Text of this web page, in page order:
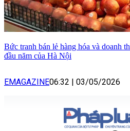
Bức tranh bán lẻ hàng hóa và doanh
đầu năm của Hà Nội
EMAGAZINE06:32 | 03/05/2026